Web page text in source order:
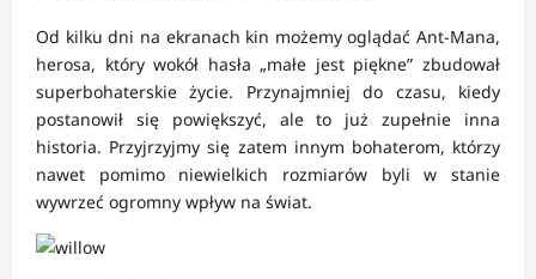
Od kilku dni na ekranach kin możemy oglądać Ant-Mana,
herosa, który wokół hasła „małe jest piękne” zbudował
superbohaterskie życie. Przynajmniej do czasu, kiedy
postanowił się powiększyć, ale to już zupełnie inna
historia. Przyjrzyjmy się zatem innym bohaterom, którzy
nawet pomimo niewielkich rozmiarów byli w stanie
wywrzeć ogromny wpływ na świat.